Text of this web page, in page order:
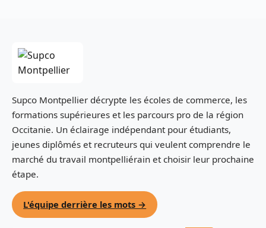
Supco Montpellier décrypte les écoles de commerce, les
formations supérieures et les parcours pro de la région
Occitanie. Un éclairage indépendant pour étudiants,
jeunes diplômés et recruteurs qui veulent comprendre le
marché du travail montpelliérain et choisir leur prochaine
étape.
L'équipe derrière les mots →